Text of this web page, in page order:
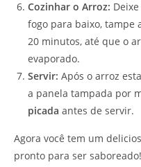
Cozinhar o Arroz:
fogo para baixo, tampe
20 minutos, até que o
evaporado.
Servir: Após o arroz
a panela tampada por
picada antes de servir.
Agora você tem um
pronto para ser saboreado!